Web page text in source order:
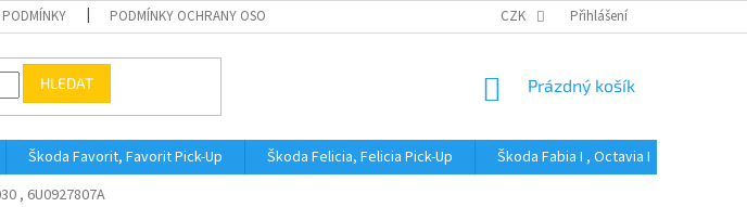
PODMÍNKY OCHRANY OSOBNÍCH ÚDAJŮ CZK Přihlášení
HLEDAT
NÁKUPNÍ
Prázdný košík
Škoda Favorit, Favorit Pick-Up Škoda Felicia, Felicia Pick-Up Škoda Fabia I , Octavia I
, 6U0927807A